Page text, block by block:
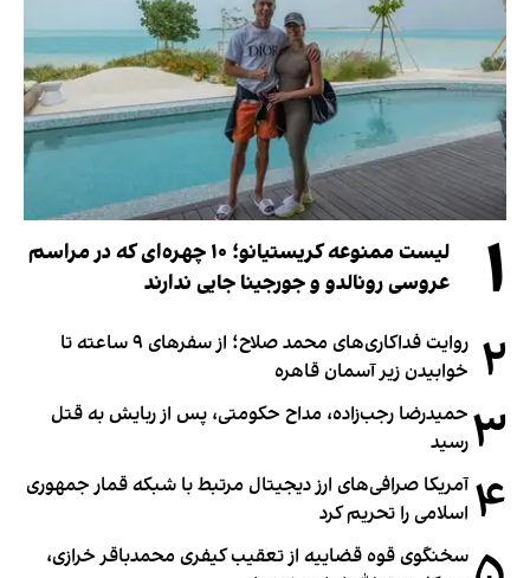
۱
لیست ممنوعه کریستیانو؛ ۱۰ چهره‌ای که در مراسم
عروسی رونالدو و جورجینا جایی ندارند
۲
روایت فداکاری‌های محمد صلاح؛ از سفرهای ۹ ساعته تا
خوابیدن زیر آسمان قاهره
۳ حمیدرضا رجب‌زاده، مداح حکومتی، پس از ربایش به قتل
رسید
۴ آمریکا صرافی‌های ارز دیجیتال مرتبط با شبکه قمار جمهوری
اسلامی را تحریم کرد
سخنگوی قوه قضاییه از تعقیب کیفری محمدباقر خرازی،